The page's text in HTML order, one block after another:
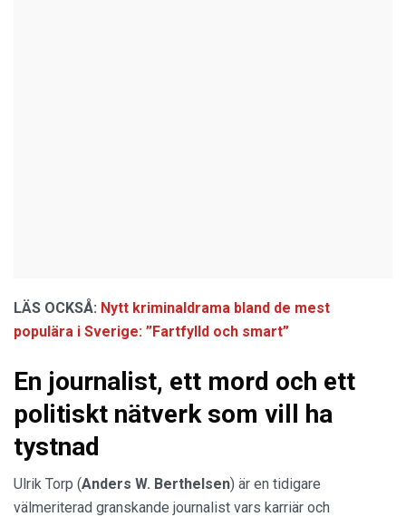
LÄS OCKSÅ: Nytt kriminaldrama bland de mest
populära i Sverige: ”Fartfylld och smart”
En journalist, ett mord och ett
politiskt nätverk som vill ha
tystnad
Ulrik Torp (Anders W. Berthelsen) är en tidigare
välmeriterad granskande journalist vars karriär och